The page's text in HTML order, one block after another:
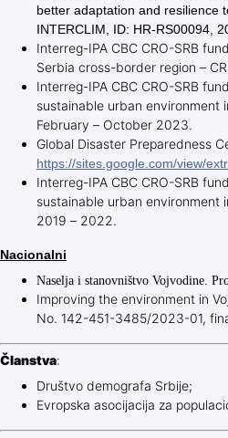
better adaptation and resilience
INTERCLIM, ID: HR-RS00094,
Interreg-IPA CBC CRO-SRB
Serbia cross-border region –
Interreg-IPA CBC CRO-SRB
sustainable urban environment
February – October 2023.
Global Disaster Preparedness
https://sites.google.com/view/
Interreg-IPA CBC CRO-SRB
sustainable urban environment
2019 – 2022.
Nacionalni
Naselja i stanovništvo Vojvodine.
Improving the environment in
No. 142-451-3485/2023-01,
Članstva:
Društvo demografa Srbije;
Evropska asocijacija za